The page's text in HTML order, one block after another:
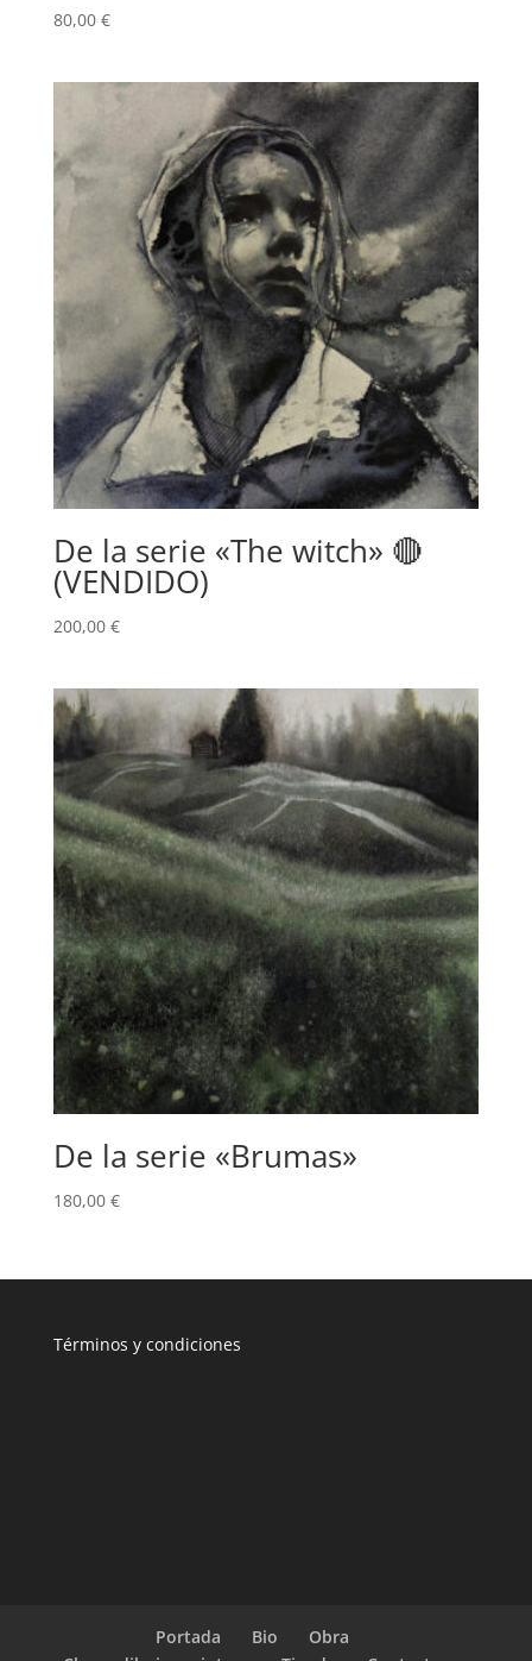
80,00 €
De la serie «The witch» 🔴
(VENDIDO)
200,00 €
De la serie «Brumas»
180,00 €
Términos y condiciones
Portada Bio
Obra